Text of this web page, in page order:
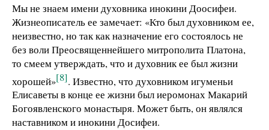
Мы не знаем имени духовника инокини Доосифеи.
Жизнеописатель ее замечает: «Кто был духовником ее,
неизвестно, но так как назначение его состоялось не
без воли Преосвященнейшего митрополита Платона,
то смеем утверждать, что и духовник ее был жизни
хорошей»[8]. Известно, что духовником игуменьи
Елисаветы в конце ее жизни был иеромонах Макарий
Богоявленского монастыря. Может быть, он являлся
наставником и инокини Досифеи.